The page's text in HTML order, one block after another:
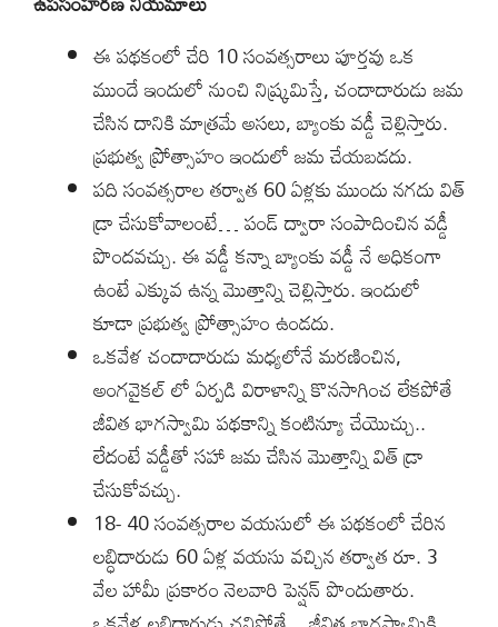
ఈ పథకంలో చేరి 10 సంవత్సరాలు పూర్తవు ఒక
ముందే ఇందులో నుంచి నిష్క్రమిస్తే, చందాదారుడు జమ
చేసిన దానికి మాత్రమే అసలు, బ్యాంకు వడ్డీ చెల్లిస్తారు.
ప్రభుత్వ ప్రోత్సాహం ఇందులో జమ చేయబడదు.
పది సంవత్సరాల తర్వాత 60 ఏళ్లకు ముందు నగదు విత్
డ్రా చేసుకోవాలంటే… పండ్ ద్వారా సంపాదించిన వడ్డీ
పొందవచ్చు. ఈ వడ్డీ కన్నా బ్యాంకు వడ్డీ నే అధికంగా
ఉంటే ఎక్కువ ఉన్న మొత్తాన్ని చెల్లిస్తారు. ఇందులో
కూడా ప్రభుత్వ ప్రోత్సాహం ఉండదు.
ఒకవేళ చందాదారుడు మధ్యలోనే మరణించిన,
అంగవైకల్ లో ఏర్పడి విరాళాన్ని కొనసాగించ లేకపోతే
జీవిత భాగస్వామి పథకాన్ని కంటిన్యూ చేయొచ్చు..
లేదంటే వడ్డీతో సహా జమ చేసిన మొత్తాన్ని విత్ డ్రా
చేసుకోవచ్చు.
18- 40 సంవత్సరాల వయసులో ఈ పథకంలో చేరిన
లబ్ధిదారుడు 60 ఏళ్ల వయసు వచ్చిన తర్వాత రూ. 3
వేల హామీ ప్రకారం నెలవారి పెన్షన్ పొందుతారు.